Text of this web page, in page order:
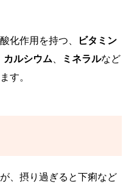
化作用を持つ、
ビタミン
カルシウム ミネラルなど
す。
、摂り過ぎると下痢など